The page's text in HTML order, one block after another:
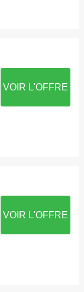
VOIR L'OFFRE
VOIR L'OFFRE